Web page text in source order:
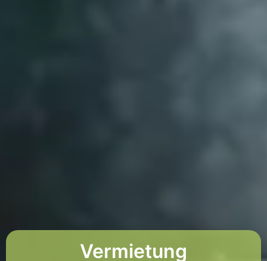
Vermietung